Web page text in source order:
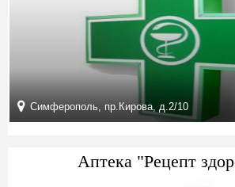
Симферополь, пр.Кирова, д.2/10
Аптека "Рецепт